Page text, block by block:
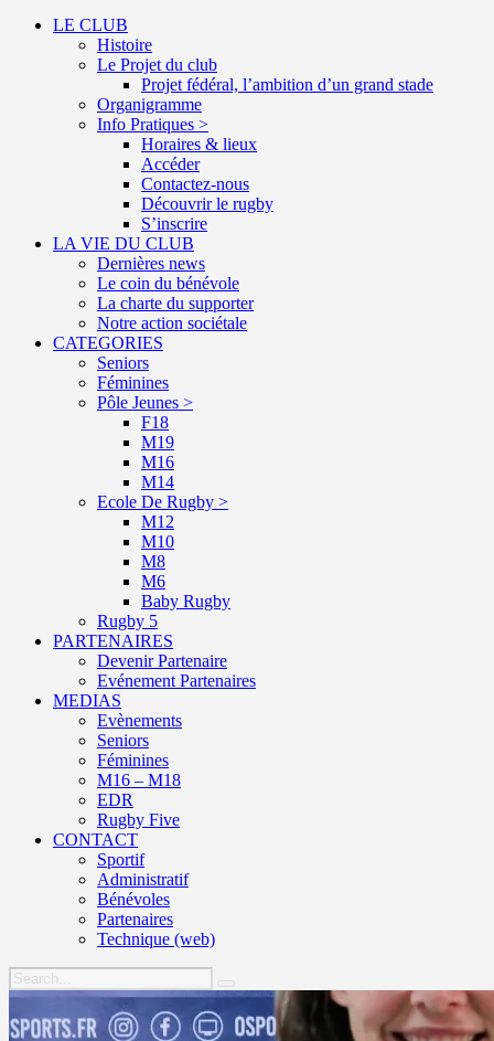
LE CLUB
Histoire
Le Projet du club
Projet fédéral, l’ambition d’un grand stade
Organigramme
Info Pratiques >
Horaires & lieux
Accéder
Contactez-nous
Découvrir le rugby
S’inscrire
LA VIE DU CLUB
Dernières news
Le coin du bénévole
La charte du supporter
Notre action sociétale
CATEGORIES
Seniors
Féminines
Pôle Jeunes >
F18
M19
M16
M14
Ecole De Rugby >
M12
M10
M8
M6
Baby Rugby
Rugby 5
PARTENAIRES
Devenir Partenaire
Evénement Partenaires
MEDIAS
Evènements
Seniors
Féminines
M16 – M18
EDR
Rugby Five
CONTACT
Sportif
Administratif
Bénévoles
Partenaires
Technique (web)